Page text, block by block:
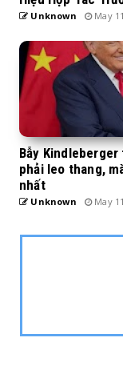
Unknown May
Bẫy
phải leo thang,
nhất
Unknown May